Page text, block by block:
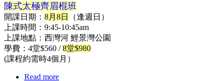
陳式太極齊眉棍班
開課日期： 8月8日
（逢週日）
上課時間：9:45-10:45am
上課地點：西灣河 鯉景灣公園
學費：4堂$560 /8堂$980
(課程約需時4個月）
Read more